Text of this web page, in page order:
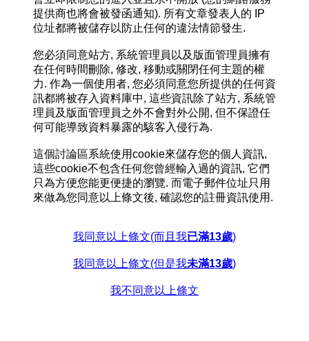
提供商也將會被發函通知). 所有文章發表人的 IP
位址都將被儲存以防止任何的違法情節發生.
您必須同意站方, 系統管理員以及版面管理員擁有
在任何時間刪除, 修改, 移動或關閉任何主題的權
力. 作為一個使用者, 您必須同意您所提供的任何資
訊都將被存入資料庫中, 這些資訊除了站方, 系統管
理員及版面管理員之外不會對外公開, 但不保證任
何可能導致資料暴露的駭客入侵行為.
這個討論區系統使用cookie來儲存您的個人資訊,
這些cookie不包含任何您曾經輸入過的資訊, 它們
只為方便您能更便捷的瀏覽. 而電子郵件位址只用
來做為您同意以上條文後, 確認您的註冊資訊使用.
我同意以上條文(而且我已滿13歲)
我同意以上條文(但是我未滿13歲)
我不同意以上條文